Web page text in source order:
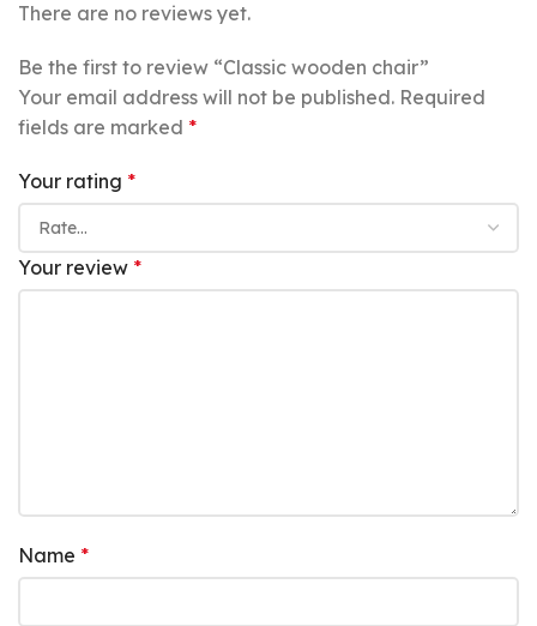
There are no reviews yet.
Be the first to review “Classic wooden chair”
Your email address will not be published. Required
fields are marked *
Your rating *
Your review *
Name *